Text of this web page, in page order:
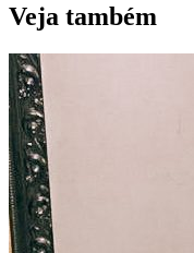
Veja também